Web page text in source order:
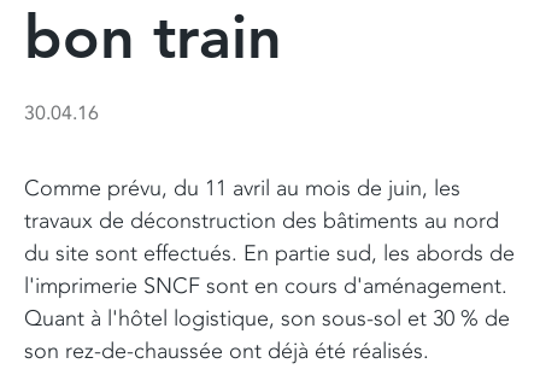
bon train
30.04.16
Comme prévu, du 11 avril au mois de juin, les
travaux de déconstruction des bâtiments au nord
du site sont effectués. En partie sud, les abords de
l'imprimerie SNCF sont en cours d'aménagement.
Quant à l'hôtel logistique, son sous-sol et 30 % de
son rez-de-chaussée ont déjà été réalisés.